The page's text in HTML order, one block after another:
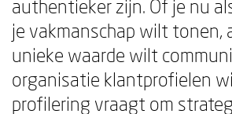
authentieker zijn. Of je nu
je vakmanschap wilt tonen,
unieke waarde wilt
organisatie klantprofielen
profilering vraagt om